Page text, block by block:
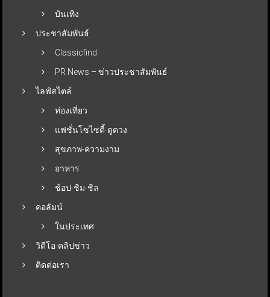
บันเทิง
ประชาสัมพันธ์
Classicfind
PR News – ข่าวประชาสัมพันธ์
ไลฟ์สไตล์
ท่องเที่ยว
แฟชั่นโซไซตี้-ดูดวง
สุขภาพ-ความงาม
อาหาร
ช้อป-ชิม-ชิล
คอลัมน์
ในประเทศ
วิดีโอ-คลิปข่าว
ติดต่อเรา